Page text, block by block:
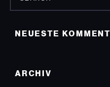
NEUESTE
ARCHIV